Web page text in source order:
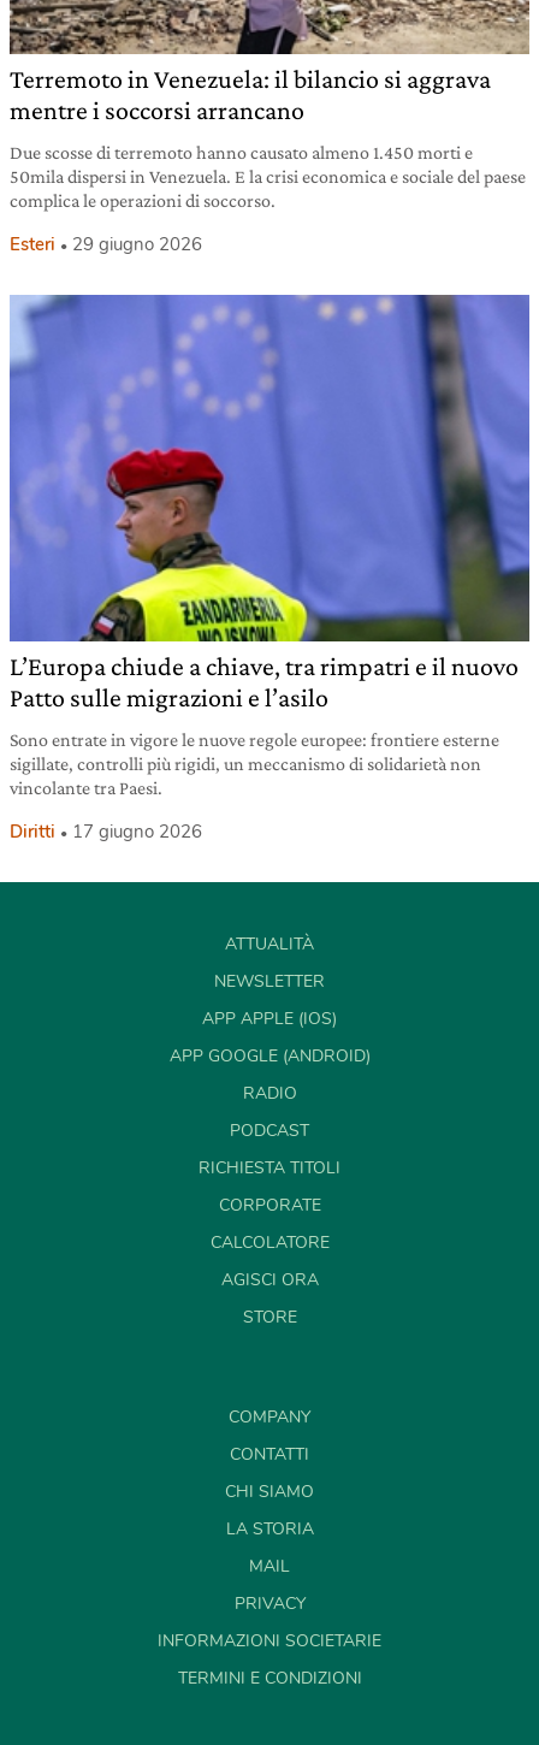
Terremoto in Venezuela: il bilancio si aggrava
mentre i soccorsi arrancano
Due scosse di terremoto hanno causato almeno 1.450 morti e
50mila dispersi in Venezuela. E la crisi economica e sociale del paese
complica le operazioni di soccorso.
Esteri 29 giugno 2026
L’Europa chiude a chiave, tra rimpatri e il nuovo
Patto sulle migrazioni e l’asilo
Sono entrate in vigore le nuove regole europee: frontiere esterne
sigillate, controlli più rigidi, un meccanismo di solidarietà non
vincolante tra Paesi.
Diritti 17 giugno 2026
ATTUALITÀ
NEWSLETTER
APP APPLE (IOS)
APP GOOGLE (ANDROID)
RADIO
PODCAST
RICHIESTA TITOLI
CORPORATE
CALCOLATORE
AGISCI ORA
STORE
COMPANY
CONTATTI
CHI SIAMO
LA STORIA
MAIL
PRIVACY
INFORMAZIONI SOCIETARIE
TERMINI E CONDIZIONI